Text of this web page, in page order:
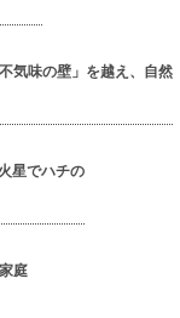
気味の壁」を越え、自然
星でハチの
庭